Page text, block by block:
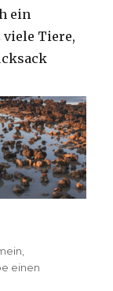
ein
viele Tiere,
einen